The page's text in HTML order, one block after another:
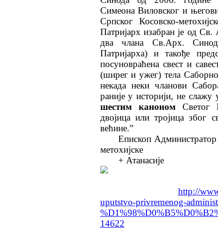
Симеона Виловског и
Српског Косовско-
Патријарх изабран je од
два члана Св.Арх.
Патријарха) и такође
посуновраћена свест и
(ширег и ужег) тела
некада неки чланови
раније у историји, не
шестим канономСветог
двојица или тројица због
већине.”
Епископ
метохијске
+ Атанасије
http://
uputstvo-privremenog-
14622